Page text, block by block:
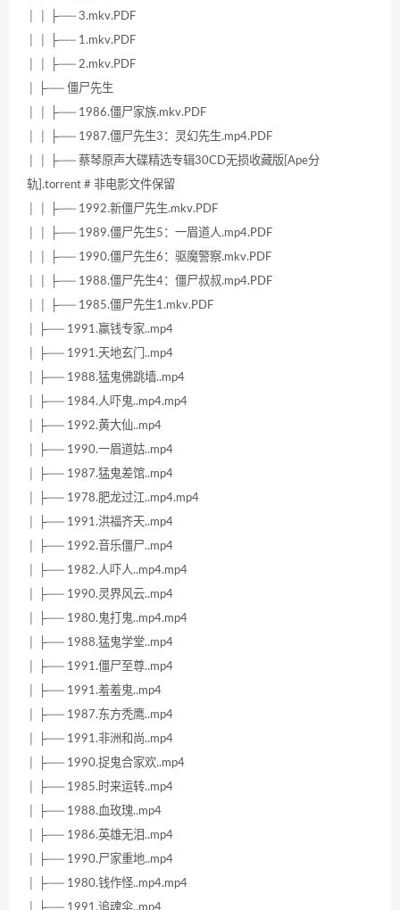
│ │ ├── 3.mkv.PDF
│ │ ├── 1.mkv.PDF
│ │ ├── 2.mkv.PDF
│ ├── 僵尸先生
│ │ ├── 1986.僵尸家族.mkv.PDF
│ │ ├── 1987.僵尸先生3：灵幻先生.mp4.PDF
│ │ ├── 蔡琴原声大碟精选专辑30CD无损收藏版[Ape分
轨].torrent # 非电影文件保留
│ │ ├── 1992.新僵尸先生.mkv.PDF
│ │ ├── 1989.僵尸先生5：一眉道人.mp4.PDF
│ │ ├── 1990.僵尸先生6：驱魔警察.mkv.PDF
│ │ ├── 1988.僵尸先生4：僵尸叔叔.mp4.PDF
│ │ ├── 1985.僵尸先生1.mkv.PDF
│ ├── 1991.赢钱专家..mp4
│ ├── 1991.天地玄门..mp4
│ ├── 1988.猛鬼佛跳墙..mp4
│ ├── 1984.人吓鬼..mp4.mp4
│ ├── 1992.黄大仙..mp4
│ ├── 1990.一眉道姑..mp4
│ ├── 1987.猛鬼差馆..mp4
│ ├── 1978.肥龙过江..mp4.mp4
│ ├── 1991.洪福齐天..mp4
│ ├── 1992.音乐僵尸..mp4
│ ├── 1982.人吓人..mp4.mp4
│ ├── 1990.灵界风云..mp4
│ ├── 1980.鬼打鬼..mp4.mp4
│ ├── 1988.猛鬼学堂..mp4
│ ├── 1991.僵尸至尊..mp4
│ ├── 1991.羞羞鬼..mp4
│ ├── 1987.东方秃鹰..mp4
│ ├── 1991.非洲和尚..mp4
│ ├── 1990.捉鬼合家欢..mp4
│ ├── 1985.时来运转..mp4
│ ├── 1988.血玫瑰..mp4
│ ├── 1986.英雄无泪..mp4
│ ├── 1990.尸家重地..mp4
│ ├── 1980.钱作怪..mp4.mp4
│ ├── 1991.追魂伞..mp4